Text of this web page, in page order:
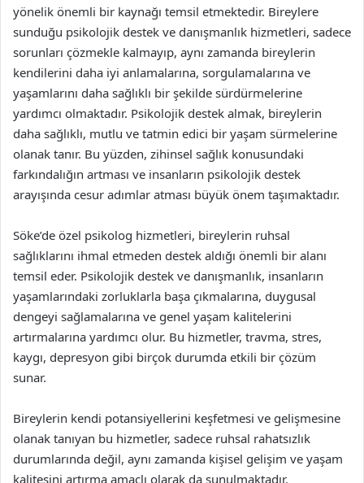
yönelik önemli bir kaynağı temsil etmektedir. Bireylere
sunduğu psikolojik destek ve danışmanlık hizmetleri, sadece
sorunları çözmekle kalmayıp, aynı zamanda bireylerin
kendilerini daha iyi anlamalarına, sorgulamalarına ve
yaşamlarını daha sağlıklı bir şekilde sürdürmelerine
yardımcı olmaktadır. Psikolojik destek almak, bireylerin
daha sağlıklı, mutlu ve tatmin edici bir yaşam sürmelerine
olanak tanır. Bu yüzden, zihinsel sağlık konusundaki
farkındalığın artması ve insanların psikolojik destek
arayışında cesur adımlar atması büyük önem taşımaktadır.
Söke’de özel psikolog hizmetleri, bireylerin ruhsal
sağlıklarını ihmal etmeden destek aldığı önemli bir alanı
temsil eder. Psikolojik destek ve danışmanlık, insanların
yaşamlarındaki zorluklarla başa çıkmalarına, duygusal
dengeyi sağlamalarına ve genel yaşam kalitelerini
artırmalarına yardımcı olur. Bu hizmetler, travma, stres,
kaygı, depresyon gibi birçok durumda etkili bir çözüm
sunar.
Bireylerin kendi potansiyellerini keşfetmesi ve gelişmesine
olanak tanıyan bu hizmetler, sadece ruhsal rahatsızlık
durumlarında değil, aynı zamanda kişisel gelişim ve yaşam
kalitesini artırma amaçlı olarak da sunulmaktadır.